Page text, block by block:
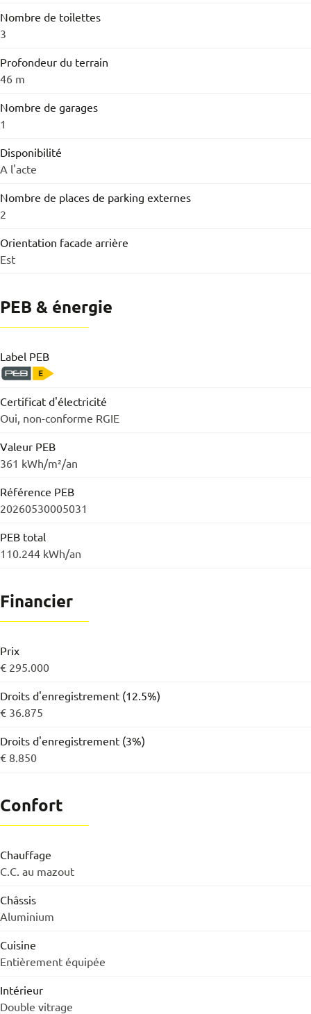
Nombre de toilettes
3
Profondeur du terrain
46 m
Nombre de garages
1
Disponibilité
A l'acte
Nombre de places de parking externes
2
Orientation facade arrière
Est
PEB & énergie
Label PEB
Certificat d'électricité
Oui, non-conforme RGIE
Valeur PEB
361 kWh/m²/an
Référence PEB
20260530005031
PEB total
110.244 kWh/an
Financier
Prix
€ 295.000
Droits d'enregistrement (12.5%)
€ 36.875
Droits d'enregistrement (3%)
€ 8.850
Confort
Chauffage
C.C. au mazout
Châssis
Aluminium
Cuisine
Entièrement équipée
Intérieur
Double vitrage